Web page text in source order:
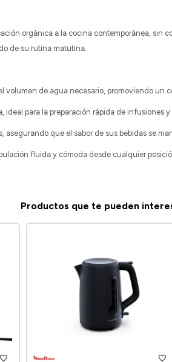
orgánica a la cocina contemporánea, sin
de su rutina matutina.
de agua necesario, promoviendo un
para la preparación rápida de infusiones
asegurando que el sabor de sus bebidas se
fluida y cómoda desde cualquier
Productos que te pueden